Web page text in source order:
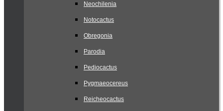
Neochilenia
Notocactus
Obregonia
Parodia
Pediocactus
Pygmaeocereus
Reicheocactus